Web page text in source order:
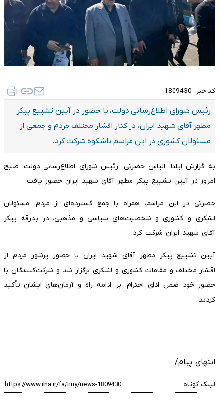
کد خبر : 1809430
رئیس شورای اطلاع‌رسانی دولت، با حضور در آیین تشییع پیکر
مطهر آقای شهید ایران، در کنار اقشار مختلف مردم و جمعی از
مسئولان کشوری در این مراسم باشکوه شرکت کرد.
به گزارش ایلنا، الیاس حضرتی، رئیس شورای اطلاع‌رسانی دولت، صبح
امروز در آیین تشییع پیکر مطهر آقای شهید ایران حضور یافت.
حضرتی در این مراسم، همراه با جمع گسترده‌ای از مردم، مسئولان
لشکری و کشوری و شخصیت‌های سیاسی و مذهبی، در بدرقه پیکر
آقای شهید ایران شرکت کرد.
آیین تشییع پیکر مطهر آقای شهید ایران با حضور پرشور مردم از
اقشار مختلف و مقامات کشوری و لشکری برگزار شد و شرکت‌کنندگان با
حضور خود ضمن ادای احترام، بر ادامه راه و آرمان‌های ایشان تأکید
کردند.
انتهای پیام/
لینک کوتاه